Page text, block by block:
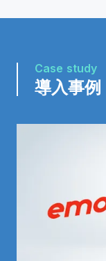
Case study
導入事例